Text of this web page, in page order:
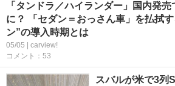
「タンドラ／ハイランダー」国内発
に？ 「セダン＝おっさん車」を払拭
ン”の導入時期とは
05/05 | carview!
コメント：53
スバルが米で3列